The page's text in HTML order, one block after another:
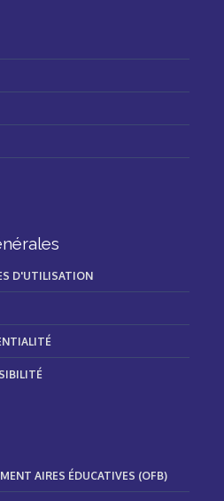
D'UTILISATION
AIRES ÉDUCATIVES (OFB)